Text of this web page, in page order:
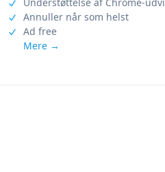
Annuller når som helst
Ad free
Mere →